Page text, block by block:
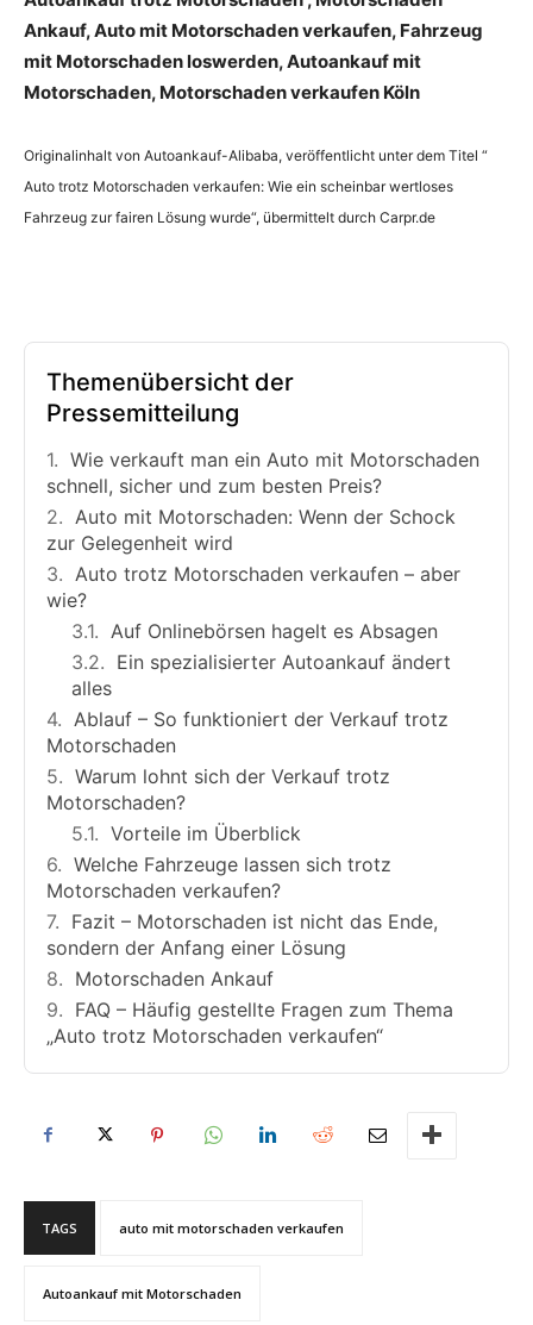
Ankauf, Auto mit Motorschaden verkaufen, Fahrzeug
mit Motorschaden loswerden, Autoankauf mit
Motorschaden, Motorschaden verkaufen Köln
Originalinhalt von Autoankauf-Alibaba, veröffentlicht unter dem Titel “
Auto trotz Motorschaden verkaufen: Wie ein scheinbar wertloses
Fahrzeug zur fairen Lösung wurde“, übermittelt durch Carpr.de
Themenübersicht der
Pressemitteilung
Wie verkauft man ein Auto mit Motorschaden
schnell, sicher und zum besten Preis?
Auto mit Motorschaden: Wenn der Schock
zur Gelegenheit wird
Auto trotz Motorschaden verkaufen – aber
wie?
Auf Onlinebörsen hagelt es Absagen
Ein spezialisierter Autoankauf ändert
alles
Ablauf – So funktioniert der Verkauf trotz
Motorschaden
Warum lohnt sich der Verkauf trotz
Motorschaden?
Vorteile im Überblick
Welche Fahrzeuge lassen sich trotz
Motorschaden verkaufen?
Fazit – Motorschaden ist nicht das Ende,
sondern der Anfang einer Lösung
Motorschaden Ankauf
FAQ – Häufig gestellte Fragen zum Thema
„Auto trotz Motorschaden verkaufen“
TAGS auto mit motorschaden verkaufen
Autoankauf mit Motorschaden